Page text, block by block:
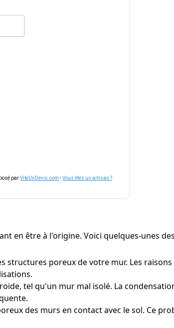
parViteUnDevis.com -Vous êtes un artisan ?
en être à l'origine. Voici quelques-unes
structures poreux de votre mur. Les
tel qu'un mur mal isolé. La
des murs en contact avec le sol. Ce